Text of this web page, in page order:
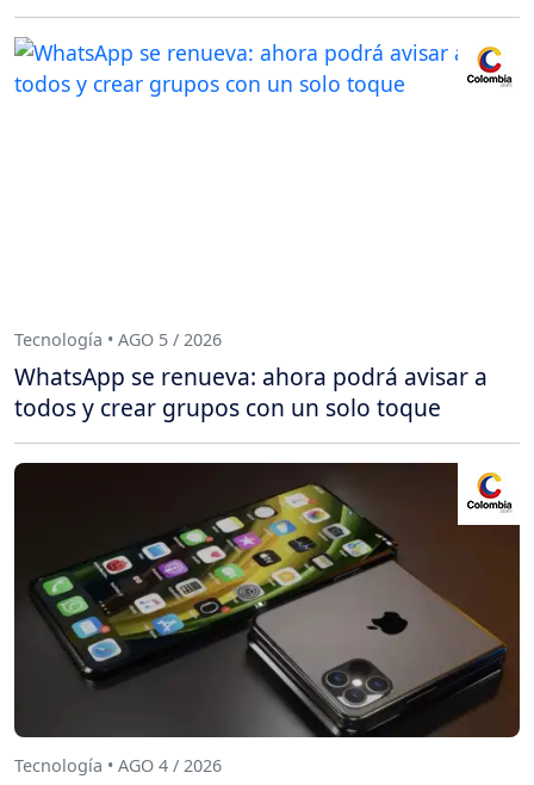
Tecnología • AGO 5 / 2026
WhatsApp se renueva: ahora podrá avisar a
todos y crear grupos con un solo toque
Tecnología • AGO 4 / 2026